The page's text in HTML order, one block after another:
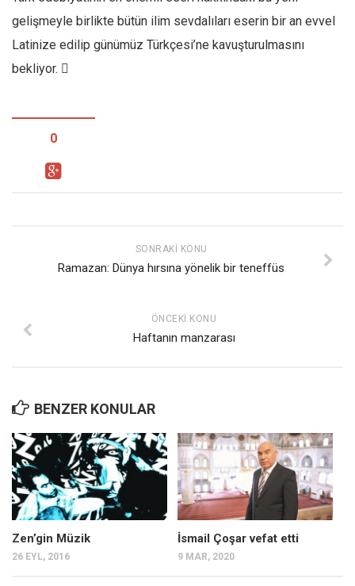
gelişmeyle birlikte bütün ilim sevdalıları eserin bir an evvel
Latinize edilip günümüz Türkçesi’ne kavuşturulmasını
bekliyor. 
0
SONRAKI KONU
Ramazan: Dünya hırsına yönelik bir teneffüs
ÖNCEKI KONU
Haftanın manzarası
BENZER KONULAR
Zen’gin Müzik
26 EYL, 2016
İsmail Çoşar vefat etti
9 MAR, 2020